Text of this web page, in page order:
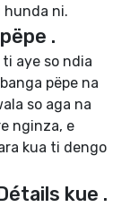
hunda ni.
.
aye so ndia
pëpe na
so aga na
nginza, e
kua ti dengo
kue .